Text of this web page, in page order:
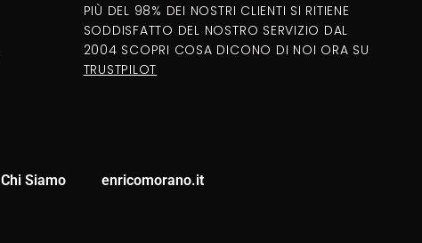
PIÙ DEL 98% DEI NOSTRI CLIENTI SI RITIENE
SODDISFATTO DEL NOSTRO SERVIZIO DAL
2004 SCOPRI COSA DICONO DI NOI ORA SU
TRUSTPILOT
Chi Siamo enricomorano.it